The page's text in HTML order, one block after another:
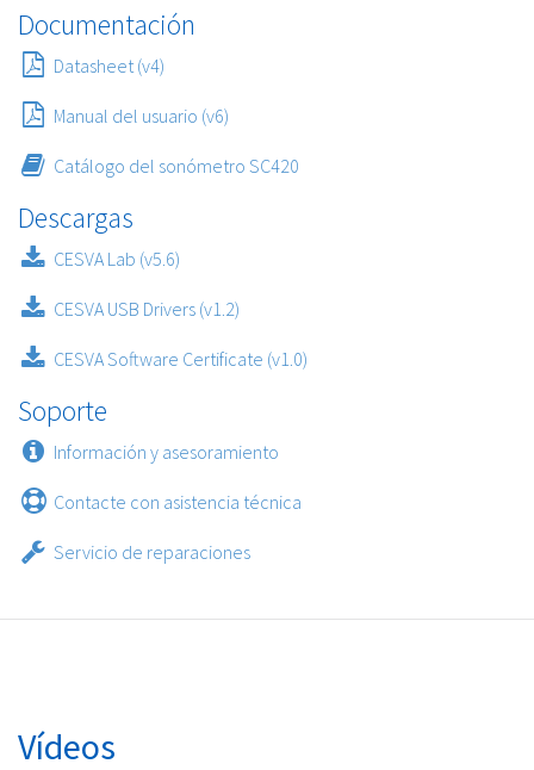
Documentación
Datasheet (v4)
Manual del usuario (v6)
Catálogo del sonómetro SC420
Descargas
CESVA Lab (v5.6)
CESVA USB Drivers (v1.2)
CESVA Software Certificate (v1.0)
Soporte
Información y asesoramiento
Contacte con asistencia técnica
Servicio de reparaciones
Vídeos